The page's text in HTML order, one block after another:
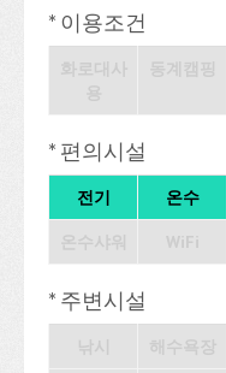
* 이용조건
* 편의시설
전기 온수
* 주변시설